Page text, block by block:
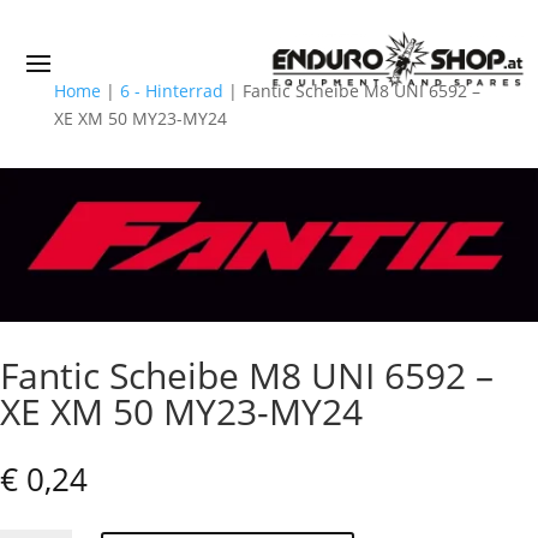
Home | 6 - Hinterrad | Fantic Scheibe M8 UNI 6592 –
XE XM 50 MY23-MY24
Fantic Scheibe M8 UNI 6592 –
XE XM 50 MY23-MY24
€ 0,24